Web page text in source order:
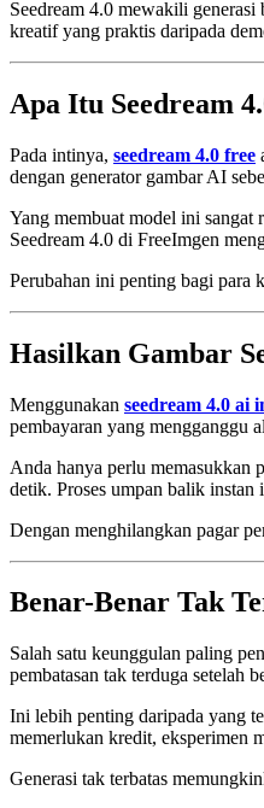
Seedream 4.0 mewakili
kreatif yang praktis daripada
Apa Itu Seedream
Pada intinya, seedream 4.0 free
dengan generator gambar AI
Yang membuat model ini sangat
Seedream 4.0 di FreeImgen
Perubahan ini penting bagi para
Hasilkan Gambar
Menggunakan seedream 4.0 ai
pembayaran yang mengganggu
Anda hanya perlu memasukkan
detik. Proses umpan balik instan
Dengan menghilangkan pagar
Benar-Benar Tak
Salah satu keunggulan paling
pembatasan tak terduga setelah
Ini lebih penting daripada yang
memerlukan kredit, eksperimen
Generasi tak terbatas